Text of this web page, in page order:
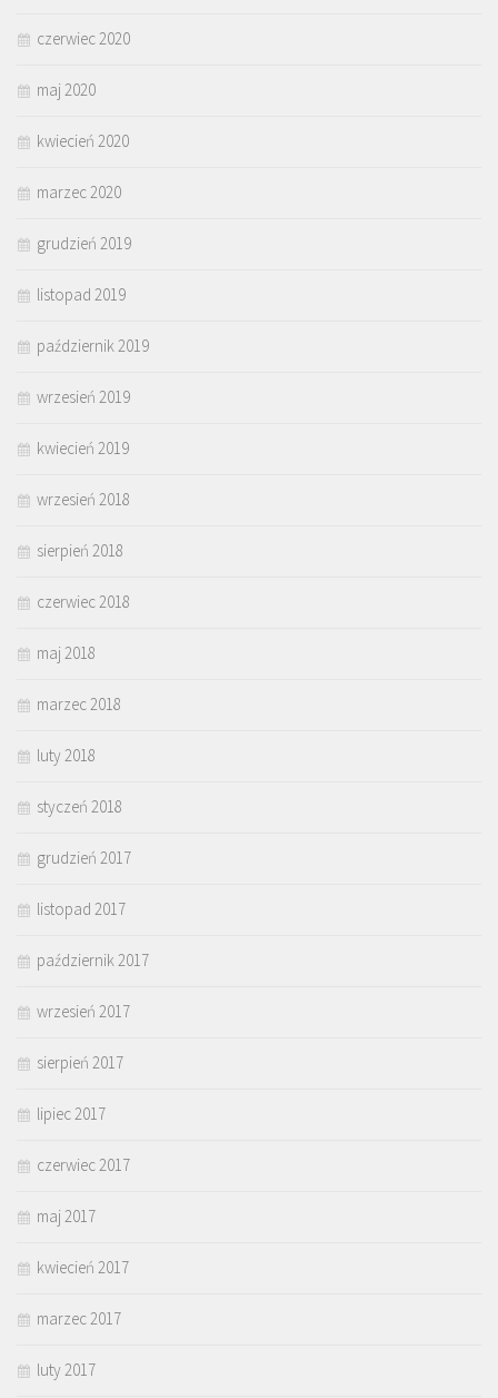
czerwiec 2020
maj 2020
kwiecień 2020
marzec 2020
grudzień 2019
listopad 2019
październik 2019
wrzesień 2019
kwiecień 2019
wrzesień 2018
sierpień 2018
czerwiec 2018
maj 2018
marzec 2018
luty 2018
styczeń 2018
grudzień 2017
listopad 2017
październik 2017
wrzesień 2017
sierpień 2017
lipiec 2017
czerwiec 2017
maj 2017
kwiecień 2017
marzec 2017
luty 2017